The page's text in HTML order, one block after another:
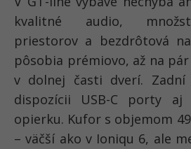
kvalitné audio,
priestorov a bezdrôtová
pôsobia prémiovo, až na
v dolnej časti dverí.
dispozícii USB-C porty aj
opierku. Kufor s objemom
– väčší ako v Ioniqu 6, ale